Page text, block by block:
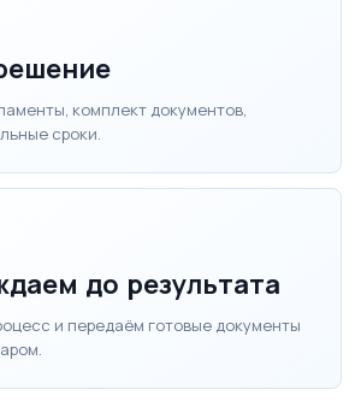
комплект документов,
сроки.
до результата
и передаём готовые документы